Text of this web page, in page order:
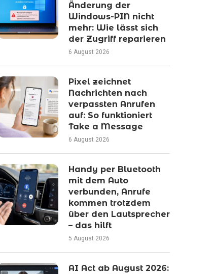
Änderung der
Windows-PIN nicht
mehr: Wie lässt sich
der Zugriff reparieren
6 August 2026
Pixel zeichnet
Nachrichten nach
verpassten Anrufen
auf: So funktioniert
Take a Message
6 August 2026
Handy per Bluetooth
mit dem Auto
verbunden, Anrufe
kommen trotzdem
über den Lautsprecher
– das hilft
5 August 2026
AI Act ab August 2026: